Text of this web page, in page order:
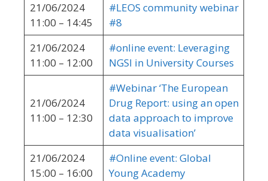
21/06/2024
11:00 – 14:45
#LEOS community webinar
#8
21/06/2024
11:00 – 12:00
#online event: Leveraging
NGSI in University Courses
21/06/2024
11:00 – 12:30
#Webinar ‘The European
Drug Report: using an open
data approach to improve
data visualisation’
21/06/2024
15:00 – 16:00
#Online event: Global
Young Academy